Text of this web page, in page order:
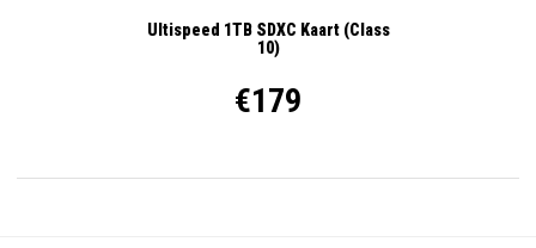
Ultispeed 1TB SDXC Kaart (Class
10)
€179